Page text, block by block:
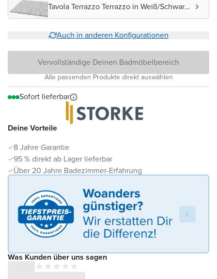
Deine Vorteile
8 Jahre Garantie
95 % direkt ab Lager lieferbar
Über 20 Jahre Badezimmer-Erfahrung
Was Kunden über uns sagen
Tavola Terrazzo Terrazzo in Weiß/Schwarz
Auch in anderen Konfigurationen
Vervollständige Deinen Badmöbelbereich
Alle passenden Produkte direkt auswählen
Sofort lieferbar